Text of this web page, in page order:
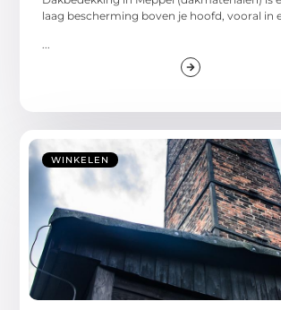
laag bescherming boven je hoofd, vooral in
WINKELEN